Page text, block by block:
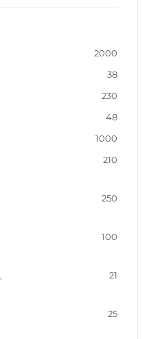
2000
38
230
48
1000
210
250
100
21
25